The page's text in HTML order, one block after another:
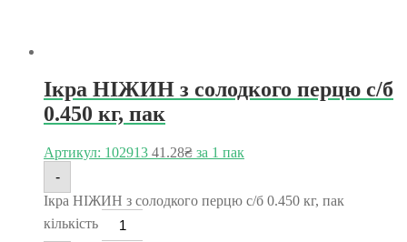
Ікра НІЖИН з солодкого перцю с/б
0.450 кг, пак
Артикул: 102913 41.28₴ за 1 пак
-
Ікра НІЖИН з солодкого перцю с/б 0.450 кг, пак
кількість